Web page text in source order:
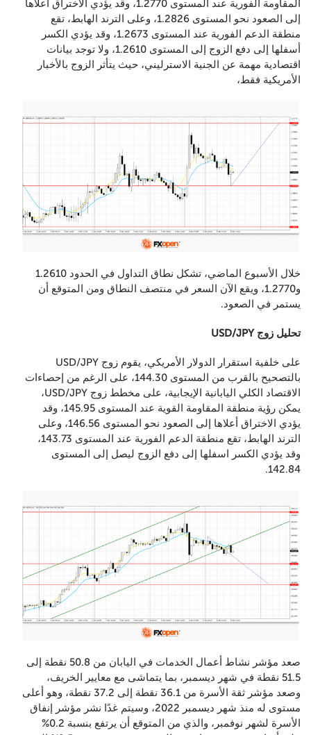
المقاومة الفورية عند المستوى 1.2770، وقد يؤدي الاختراق أعلاها
إلى الصعود نحو المستوى 1.2826، وعلى الترند الهابط، تقع
منطقة الدعم الفورية عند المستوى 1.2673، وقد يؤدي الكسر
أسفلها إلى دفع الزوج إلى المستوى 1.2610، ولا توجد بيانات
اقتصادية مهمة عن الجنية الاسترليني، حيث يتأثر الزوج بالأخبار
الأمريكية فقط،
خلال الأسبوع الماضي، تشكل نطاق التداول في الحدود 1.2610
و1.2770، ويقع الآن السعر في منتصف النطاق ومن المتوقع أن
يستمر في الصعود.
تحليل زوج USD/JPY
على خلفية استقرار الدولار الأمريكي، يقوم زوج USD/JPY
بالتصحيح بالقرب من المستوى 144.30، على الرغم من إحصاءات
الاقتصاد الكلي اليابانية الإيجابية، على مخطط زوج USD/JPY،
يمكن رؤية منطقة المقاومة القوية عند المستوى 145.95، وقد
يؤدي الاختراق أعلاها إلى الصعود نحو المستوى 146.56، وعلى
الترند الهابط، تقع منطقة الدعم الفورية عند المستوى 143.73،
وقد يؤدي الكسر اسفلها إلى دفع الزوج ليصل إلى المستوى
142.84.
صعد مؤشر نشاط أعمال الخدمات في اليابان من 50.8 نقطة إلى
51.5 نقطة في شهر ديسمبر، بما يتماشى مع معايير الخريف،
وصعد مؤشر ثقة الأسرة من 36.1 نقطة إلى 37.2 نقطة، وهو أعلى
مستوى له منذ شهر ديسمبر 2022، وسيتم غدًا نشر مؤشر إنفاق
الأسرة لشهر نوفمبر، والذي من المتوقع أن يرتفع بنسبة 0.2%